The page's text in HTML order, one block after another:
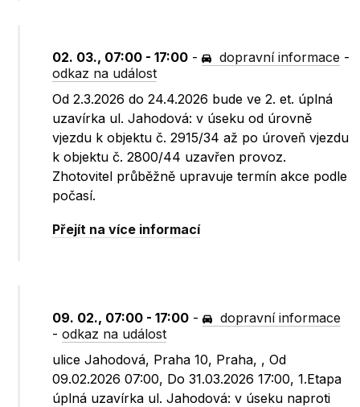
02. 03., 07:00 - 17:00 - dopravní informace -
odkaz na událost
Od 2.3.2026 do 24.4.2026 bude ve 2. et. úplná
uzavírka ul. Jahodová: v úseku od úrovně
vjezdu k objektu č. 2915/34 až po úroveň vjezdu
k objektu č. 2800/44 uzavřen provoz.
Zhotovitel průběžně upravuje termín akce podle
počasí.
Přejít na více informací
09. 02., 07:00 - 17:00 -
dopravní informace
-odkaz na událost
ulice Jahodová, Praha 10, Praha, , Od
09.02.2026 07:00, Do 31.03.2026 17:00, 1.Etapa
úplná uzavírka ul. Jahodová: v úseku naproti